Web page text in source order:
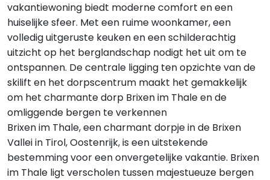
vakantiewoning biedt moderne comfort en een
huiselijke sfeer. Met een ruime woonkamer, een
volledig uitgeruste keuken en een schilderachtig
uitzicht op het berglandschap nodigt het uit om te
ontspannen. De centrale ligging ten opzichte van de
skilift en het dorpscentrum maakt het gemakkelijk
om het charmante dorp Brixen im Thale en de
omliggende bergen te verkennen
Brixen im Thale, een charmant dorpje in de Brixen
Vallei in Tirol, Oostenrijk, is een uitstekende
bestemming voor een onvergetelijke vakantie. Brixen
im Thale ligt verscholen tussen majestueuze bergen